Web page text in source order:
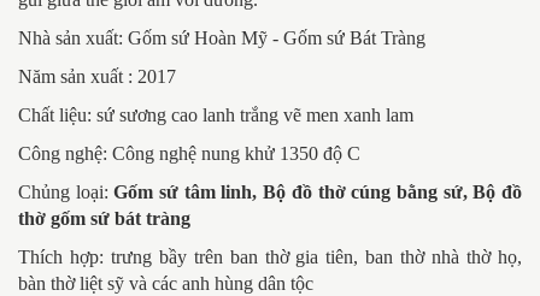
Nhà sản xuất: Gốm sứ Hoàn Mỹ - Gốm sứ Bát Tràng
Năm sản xuất : 2017
Chất liệu: sứ sương cao lanh trắng vẽ men xanh lam
Công nghệ: Công nghệ nung khử 1350 độ C
Chủng loại:Gốm sứ tâm linh, Bộ đồ thờ cúng bằng sứ, Bộ đồ
thờ gốm sứ bát tràng
Thích hợp: trưng bầy trên ban thờ gia tiên, ban thờ nhà thờ họ,
bàn thờ liệt sỹ và các anh hùng dân tộc